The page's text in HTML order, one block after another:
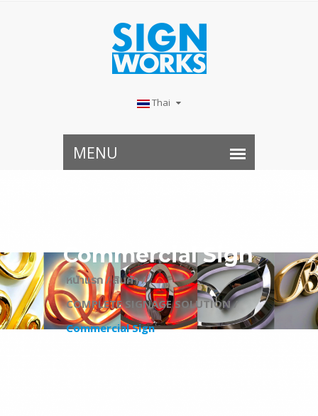
Thai
Commercial Sign
หน้าแรก /สินค้า /
COMPLETE SIGNAGE SOLUTION /
Commercial Sign